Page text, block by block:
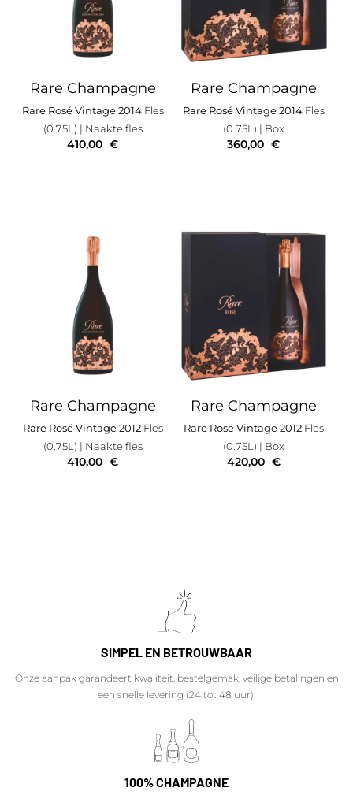
Rare Champagne
Rare Rosé Vintage 2014Fles
(0.75L) | Naakte fles
410,00 €
Rare Champagne
Rare Rosé Vintage 2014Fles
(0.75L) | Box
360,00 €
Rare Champagne
Rare Rosé Vintage 2012Fles
(0.75L) | Naakte fles
410,00 €
Rare Champagne
Rare Rosé Vintage 2012Fles
(0.75L) | Box
420,00 €
SIMPEL EN BETROUWBAAR
Onze aanpak garandeert kwaliteit, bestelgemak, veilige betalingen en
een snelle levering (24 tot 48 uur).
100% CHAMPAGNE